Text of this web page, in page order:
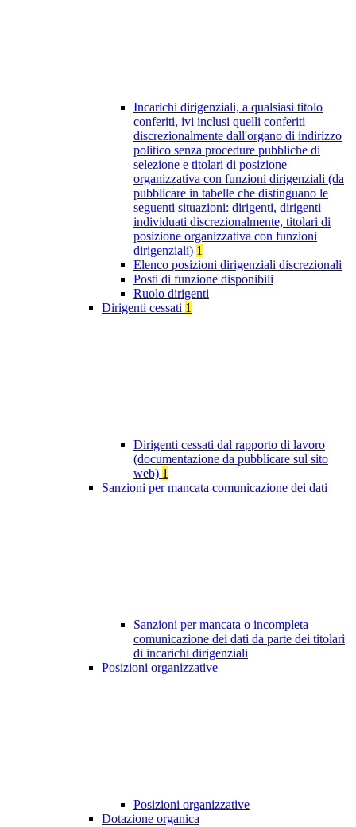
Incarichi dirigenziali, a qualsiasi titolo
conferiti, ivi inclusi quelli conferiti
discrezionalmente dall'organo di indirizzo
politico senza procedure pubbliche di
selezione e titolari di posizione
organizzativa con funzioni dirigenziali (da
pubblicare in tabelle che distinguano le
seguenti situazioni: dirigenti, dirigenti
individuati discrezionalmente, titolari di
posizione organizzativa con funzioni
dirigenziali) 1
Elenco posizioni dirigenziali discrezionali
Posti di funzione disponibili
Ruolo dirigenti
Dirigenti cessati 1
Dirigenti cessati dal rapporto di lavoro
(documentazione da pubblicare sul sito
web) 1
Sanzioni per mancata comunicazione dei dati
Sanzioni per mancata o incompleta
comunicazione dei dati da parte dei titolari
di incarichi dirigenziali
Posizioni organizzative
Posizioni organizzative
Dotazione organica